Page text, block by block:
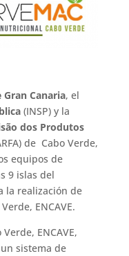
Canaria, el
(INSP) y la
dos Produtos
de Cabo Verde,
equipos de
9 islas del
la realización de
ENCAVE.
ENCAVE,
sistema de